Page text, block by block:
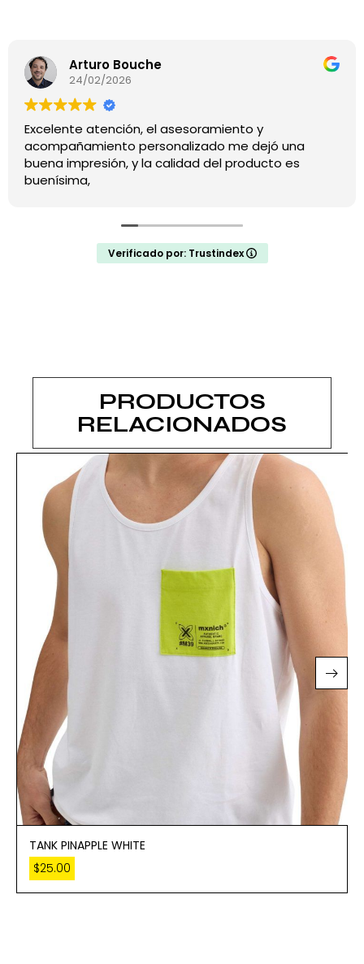
Arturo Bouche
24/02/2026
Excelente atención, el asesoramiento y
acompañamiento personalizado me dejó una
buena impresión, y la calidad del producto es
buenísima,
Verificado por: Trustindex
PRODUCTOS
RELACIONADOS
TANK PINAPPLE WHITE
$25.00